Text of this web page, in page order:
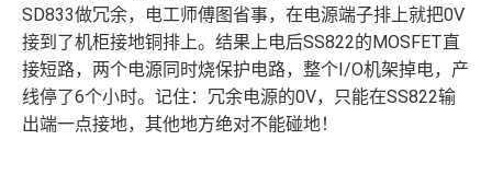
SD833做冗余，电工师傅图省事，在电源端子排上就把0V
接到了机柜接地铜排上。结果上电后SS822的MOSFET直
接短路，两个电源同时烧保护电路，整个I/O机架掉电，产
线停了6个小时。记住：冗余电源的0V，只能在SS822输
出端一点接地，其他地方绝对不能碰地！